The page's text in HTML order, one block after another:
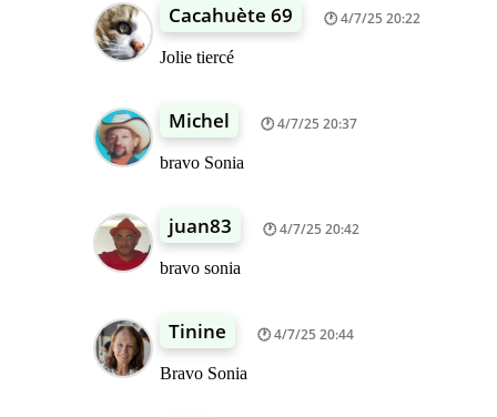
Cacahuète 69 4/7/25 20:22
Jolie tiercé
Michel 4/7/25 20:37
bravo Sonia
juan83 4/7/25 20:42
bravo sonia
Tinine 4/7/25 20:44
Bravo Sonia